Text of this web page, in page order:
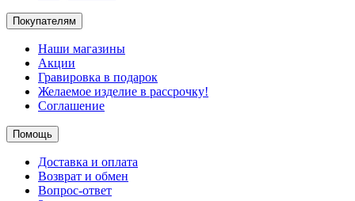
Покупателям
Наши магазины
Акции
Гравировка в подарок
Желаемое изделие в рассрочку!
Соглашение
Помощь
Доставка и оплата
Возврат и обмен
Вопрос-ответ